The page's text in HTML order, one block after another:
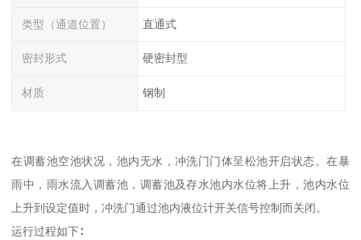
类型（通道位置） 直通式
密封形式 硬密封型
材质 钢制
在调蓄池空池状况，池内无水，冲洗门门体呈松池开启状态。在暴
雨中，雨水流入调蓄池，调蓄池及存水池内水位将上升，池内水位
上升到设定值时，冲洗门通过池内液位计开关信号控制而关闭。
运行过程如下∶